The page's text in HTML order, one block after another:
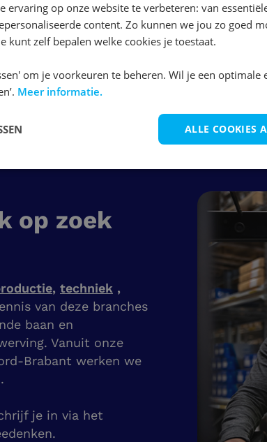
op zoek
, techniek ,
van deze branches
baan en
Vanuit onze
Brabant werken we
je in via het
ervaring op onze website te verbeteren: van
content. Zo kunnen we jou zo goed
kunt zelf bepalen welke cookies je toestaat.
om je voorkeuren te beheren. Wil je een optimale
Meer informatie.
ALLE COOKIES